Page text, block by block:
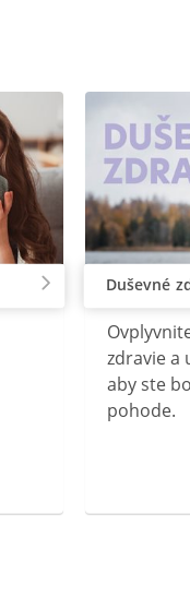
Duševné
zdravie a
aby ste
pohode.